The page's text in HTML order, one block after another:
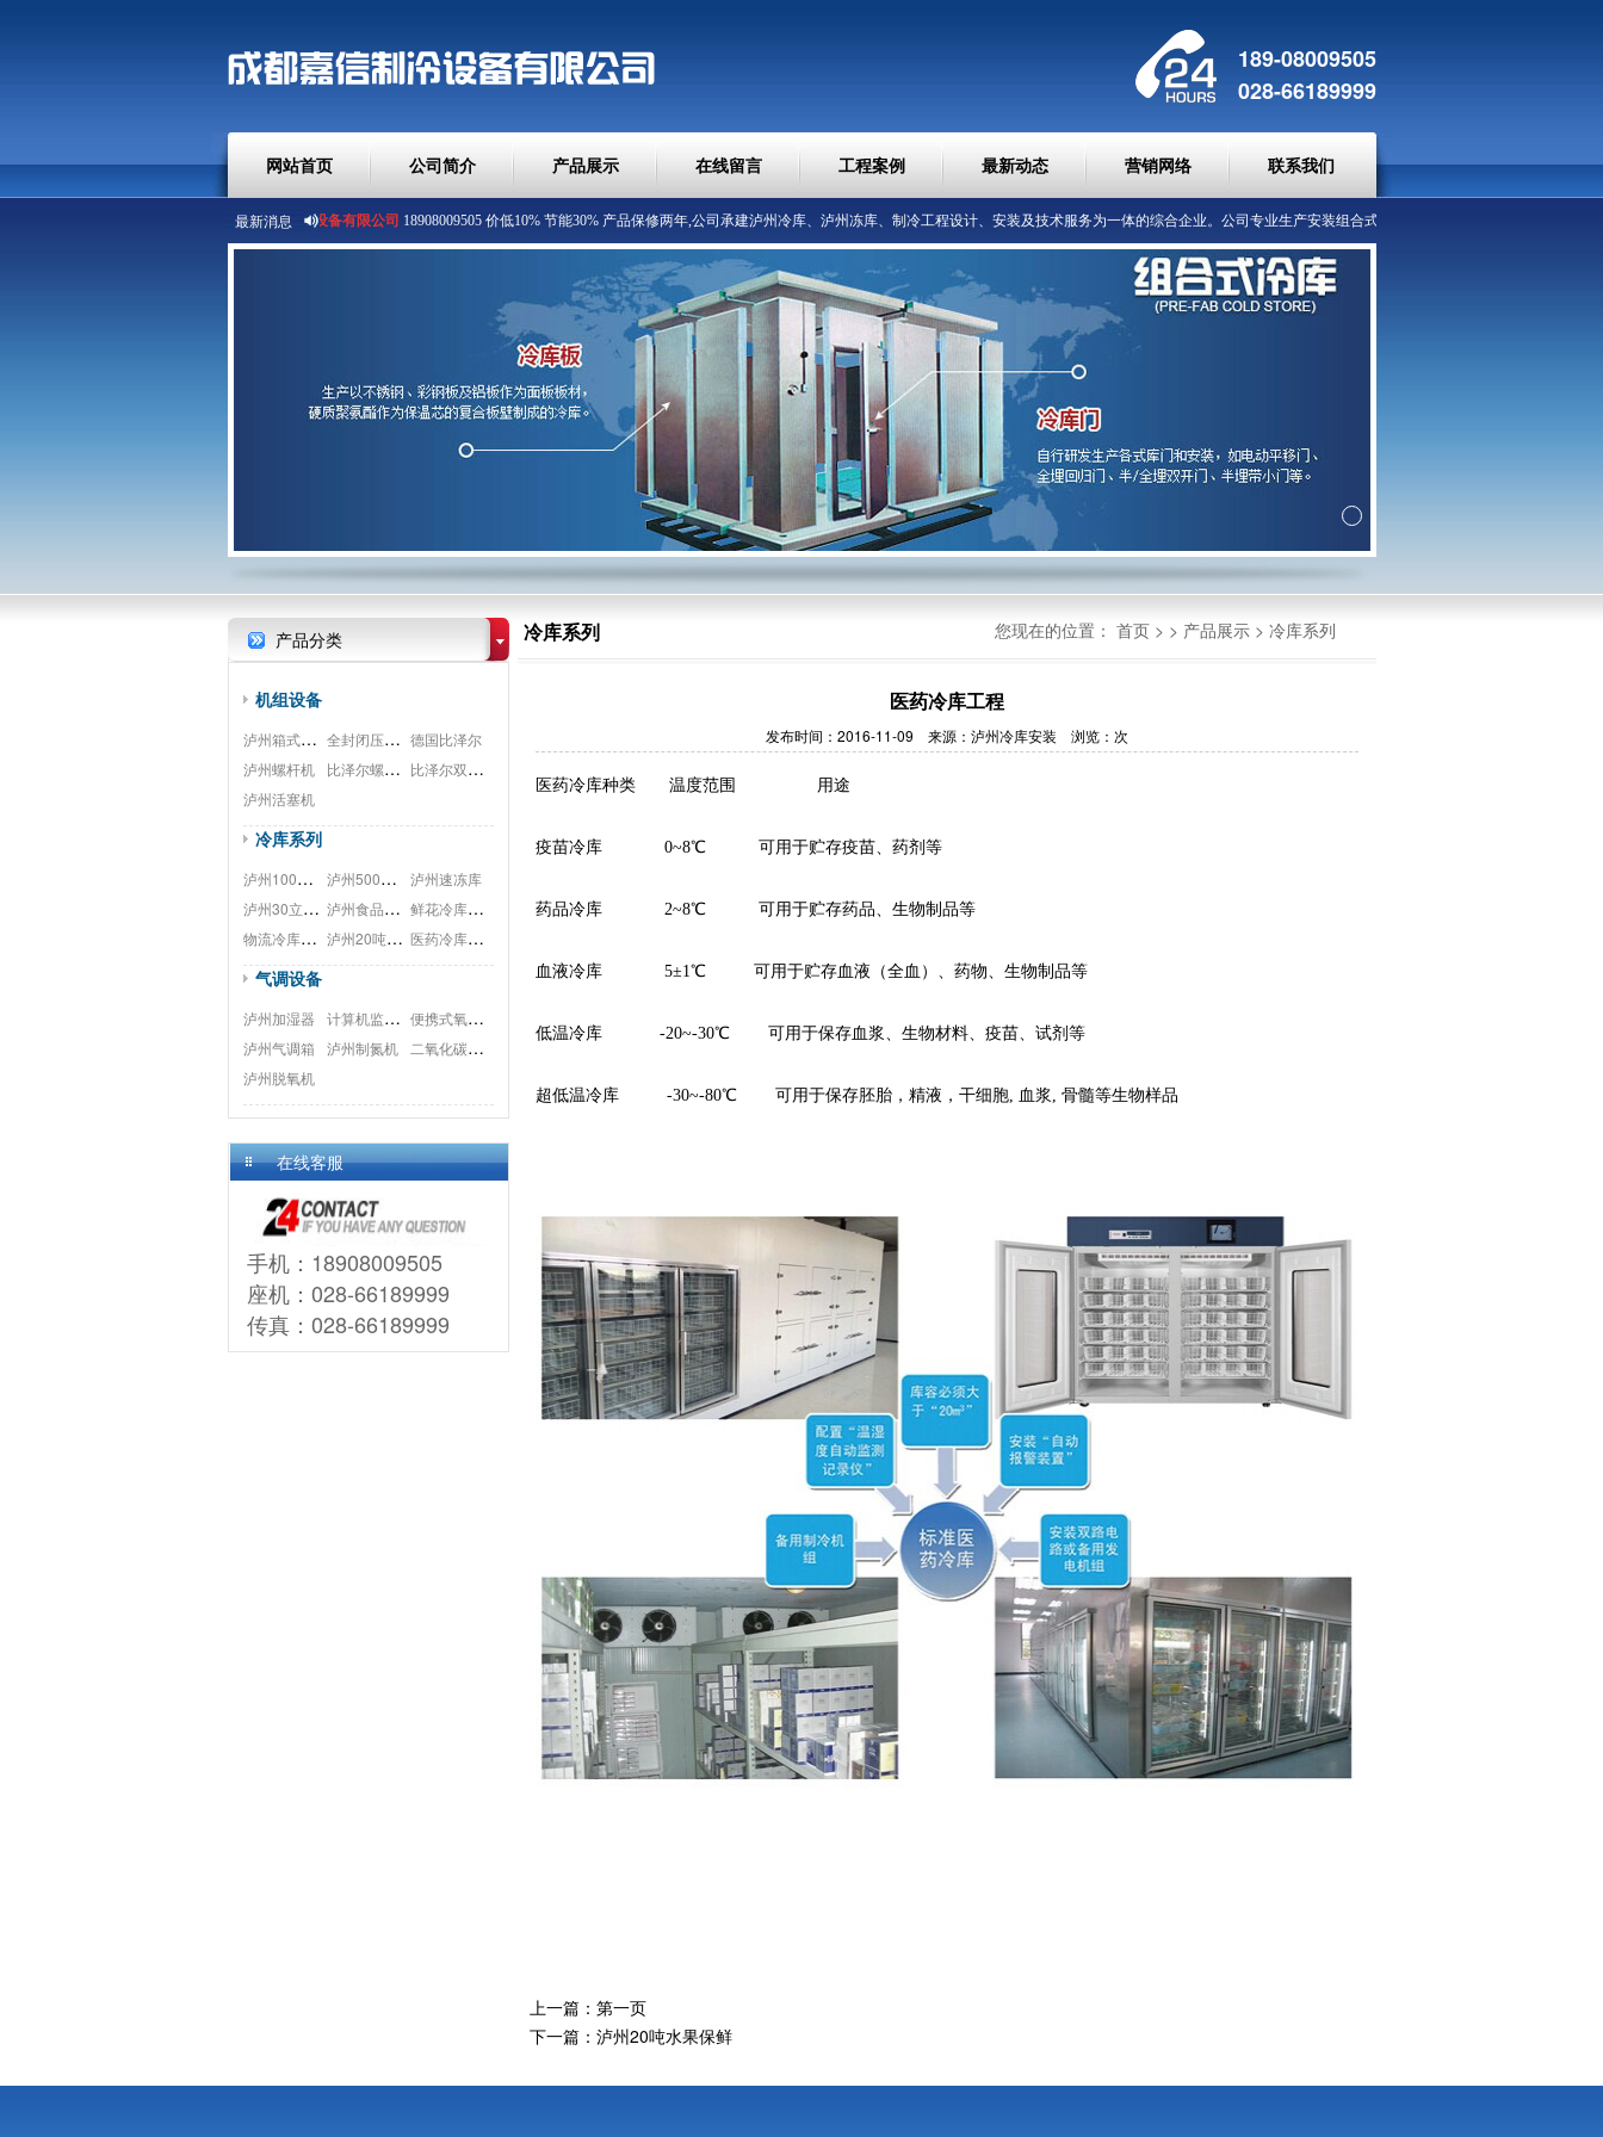
189-08009505
028-66189999
网站首页 公司简介 产品展示 在线留言 工程案例 最新动态 营销网络 联系我们
最新消息
泸州嘉信制冷设备有限公司 18908009505 价低10% 节能30% 产品保修两年,公司承建泸州冷库、 泸州冻库、制冷工程设计、安装及技术服务为一体的综合企业。公司专业生产安装组合式
产品分类
机组设备
泸州箱式机组
全封闭压缩机 德国比泽尔
泸州螺杆机
比泽尔螺杆式压缩机 比泽尔双极压缩机
泸州活塞机
冷库系列
泸州100吨种子库
泸州500平米气调库 泸州速冻库
泸州30立方厨房双温库 泸州食品车间降温
鲜花冷库工程
物流冷库工程
泸州20吨水果保鲜
医药冷库工程
气调设备
泸州加湿器 计算机监测系统 便携式氧测试仪
泸州气调箱 泸州制氮机 二氧化碳脱除
泸州脱氧机
在线客服
手机：18908009505
座机：028-66189999
传真：028-66189999
您现在的位置： 首页> > 产品展示> 冷库系列
冷库系列
医药冷库工程
发布时间：2016-11-09 来源：泸州冷库安装 浏览： 次
医药冷库种类       温度范围                 用途
疫苗冷库             0~8℃           可用于贮存疫苗、药剂等
药品冷库             2~8℃           可用于贮存药品、生物制品等
血液冷库             5±1℃          可用于贮存血液（全血）、药物、生物制品等
低温冷库            -20~-30℃        可用于保存血浆、生物材料、疫苗、试剂等
超低温冷库          -30~-80℃        可用于保存胚胎，精液，干细胞, 血浆, 骨髓等生物样品
上一篇： 第一页
下一篇： 泸州20吨水果保鲜